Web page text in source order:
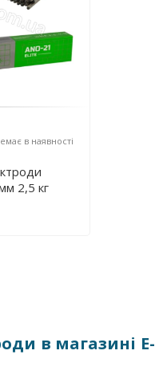
в наявності
2,5 кг
в магазині E-